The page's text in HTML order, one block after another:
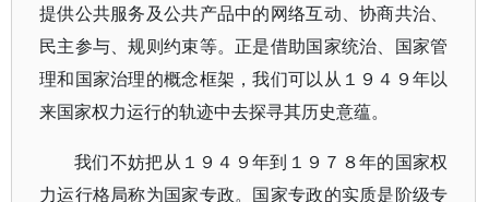
提供公共服务及公共产品中的网络互动、协商共治、
民主参与、规则约束等。正是借助国家统治、国家管
理和国家治理的概念框架，我们可以从１９４９年以
来国家权力运行的轨迹中去探寻其历史意蕴。
我们不妨把从１９４９年到１９７８年的国家权
力运行格局称为国家专政。国家专政的实质是阶级专